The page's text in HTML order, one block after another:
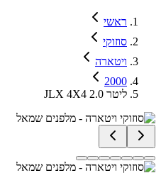
ראשי
סוזוקי
ויטארה
2000
JLX 4X4 2.0 ליטר